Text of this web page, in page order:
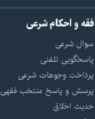
فقه و احکام شرعی
سوال شرعی
پاسخگویی تلفنی
پرداخت وجوهات شرعی
پرسش و پاسخ منتخب فقهی
حدیث اخلاق